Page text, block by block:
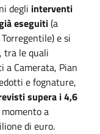
degli interventi
eseguiti(a
e si
tra le quali
Camerata, Pian
e fognature,
supera i 4,6
a
di euro.